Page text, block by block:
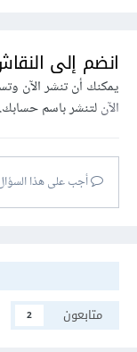
انضم إلى
يمكنك أن تنشر الآن
الآنلتنشر باسم حسابك.
أجب على هذا
متابعون
2